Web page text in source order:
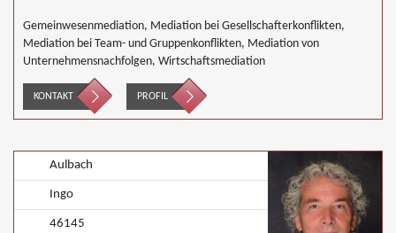
Gemeinwesenmediation, Mediation bei Gesellschafterkonflikten,
Mediation bei Team- und Gruppenkonflikten, Mediation von
Unternehmensnachfolgen, Wirtschaftsmediation
KONTAKT PROFIL
Aulbach
Ingo
46145